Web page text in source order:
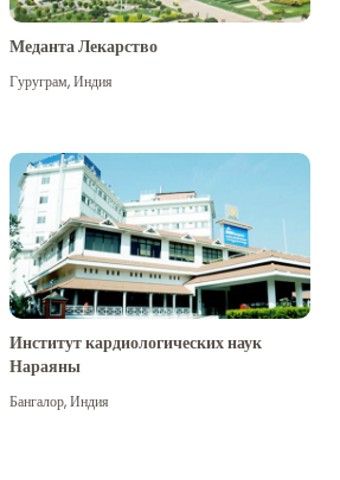
Меданта Лекарство
Гуруграм,Индия
Институт кардиологических наук
Нараяны
Бангалор,Индия